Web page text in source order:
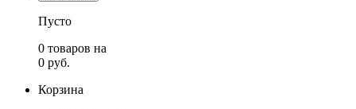
Пусто
0 товаров на
0 руб.
Корзина